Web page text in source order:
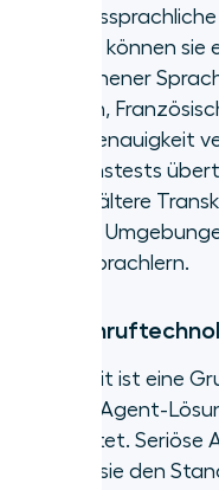
Dadurch können
gesprochener
Spanisch,
hoher Genauigkeit
Vergleichstests
Engines ältere
in lauten
Muttersprachlern.
Ist KI-
Sicherheit ist eine
AI Voice Agent-
verarbeitet. Seriöse
so, dass sie den